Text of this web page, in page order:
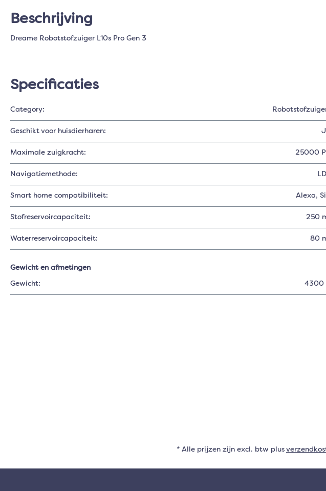
Beschrijving
Dreame Robotstofzuiger L10s Pro Gen 3
Specificaties
Category:
Geschikt voor huisdierharen:
Maximale zuigkracht: 25000
Navigatiemethode:
Smart home compatibiliteit: Alexa,
Stofreservoircapaciteit: 250
Waterreservoircapaciteit: 80
Gewicht en afmetingen
Gewicht: 4300
* Alle prijzen zijn excl. btw plus